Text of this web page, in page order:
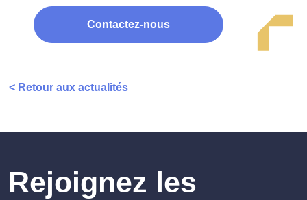
Contactez-nous
< Retour aux actualités
Rejoignez les